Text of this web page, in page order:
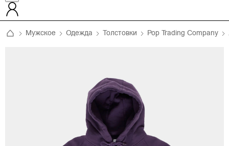
Мужское Одежда Толстовки Pop Trading Company